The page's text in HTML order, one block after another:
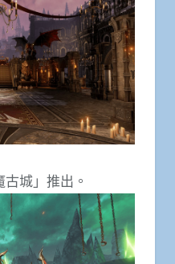
城」推出。